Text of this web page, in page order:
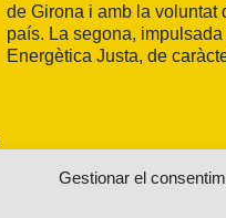
Gestionar el
de Girona i amb la voluntat
país. La segona,
Energètica Justa, de